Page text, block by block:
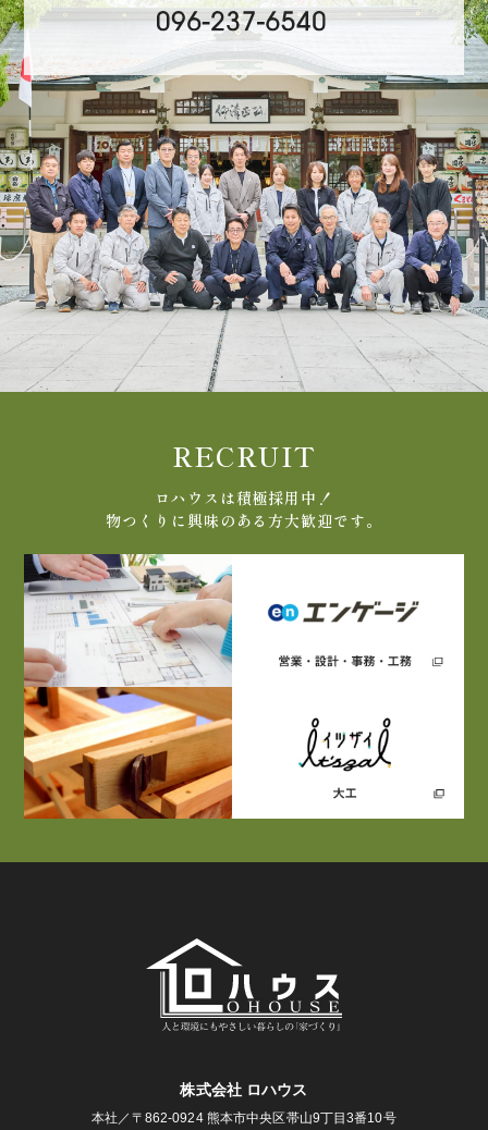
RECRUIT
ロハウスは積極採用中！
物つくりに興味のある方大歓迎です。
株式会社 ロハウス
本社／〒862-0924 熊本市中央区帯山9丁目3番10号